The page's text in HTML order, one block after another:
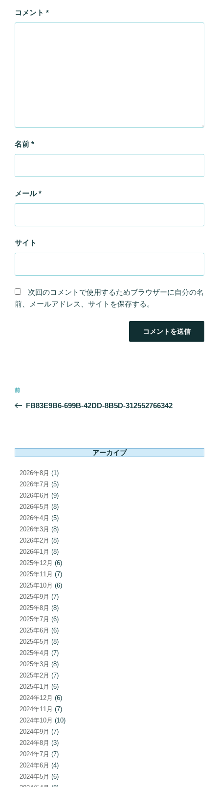
コメント *
名前 *
メール*
サイト
次回のコメントで使用するためブラウザーに自分の名
前、メールアドレス、サイトを保存する。
稿
ナ
ー
シ
ョ
ン
前
の
前
FB83E9B6-699B-42DD-8B5D-312552766342
アーカイブ
2026年8月 (1)
2026年7月 (5)
2026年6月 (9)
2026年5月 (8)
2026年4月 (5)
2026年3月 (8)
2026年2月 (8)
2026年1月 (8)
2025年12月 (6)
2025年11月 (7)
2025年10月 (6)
2025年9月 (7)
2025年8月 (8)
2025年7月 (6)
2025年6月 (6)
2025年5月 (8)
2025年4月 (7)
2025年3月 (8)
2025年2月 (7)
2025年1月 (6)
2024年12月 (6)
2024年11月 (7)
2024年10月 (10)
2024年9月 (7)
2024年8月 (3)
2024年7月 (7)
2024年6月 (4)
2024年5月 (6)